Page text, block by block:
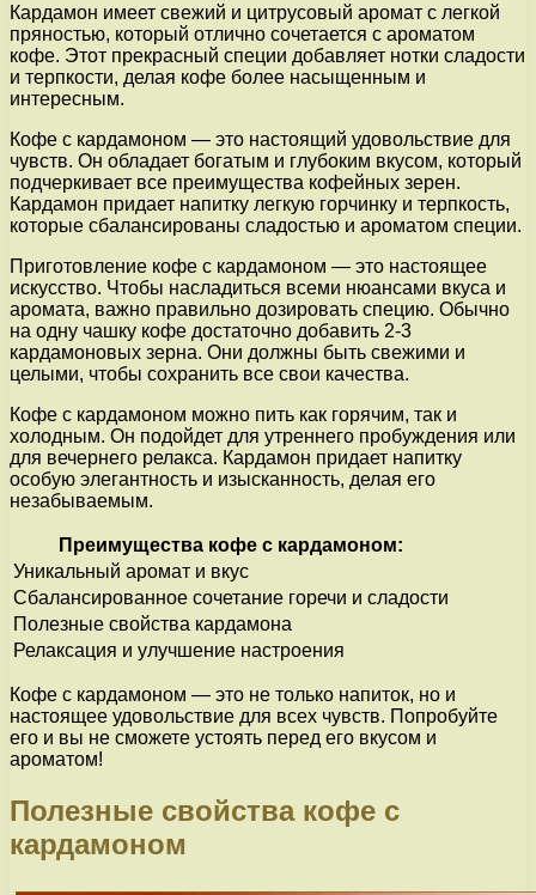
Кардамон имеет свежий и цитрусовый аромат с легкой
пряностью, который отлично сочетается с ароматом
кофе. Этот прекрасный специи добавляет нотки сладости
и терпкости, делая кофе более насыщенным и
интересным.
Кофе с кардамоном — это настоящий удовольствие для
чувств. Он обладает богатым и глубоким вкусом, который
подчеркивает все преимущества кофейных зерен.
Кардамон придает напитку легкую горчинку и терпкость,
которые сбалансированы сладостью и ароматом специи.
Приготовление кофе с кардамоном — это настоящее
искусство. Чтобы насладиться всеми нюансами вкуса и
аромата, важно правильно дозировать специю. Обычно
на одну чашку кофе достаточно добавить 2-3
кардамоновых зерна. Они должны быть свежими и
целыми, чтобы сохранить все свои качества.
Кофе с кардамоном можно пить как горячим, так и
холодным. Он подойдет для утреннего пробуждения или
для вечернего релакса. Кардамон придает напитку
особую элегантность и изысканность, делая его
незабываемым.
Преимущества кофе с кардамоном:
Уникальный аромат и вкус
Сбалансированное сочетание горечи и сладости
Полезные свойства кардамона
Релаксация и улучшение настроения
Кофе с кардамоном — это не только напиток, но и
настоящее удовольствие для всех чувств. Попробуйте
его и вы не сможете устоять перед его вкусом и
ароматом!
Полезные свойства кофе с
кардамоном